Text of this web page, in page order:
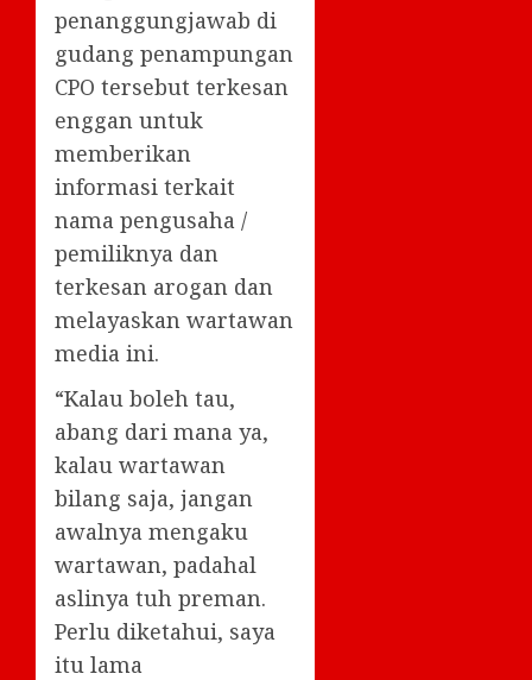
penanggungjawab di
gudang penampungan
CPO tersebut terkesan
enggan untuk
memberikan
informasi terkait
nama pengusaha /
pemiliknya dan
terkesan arogan dan
melayaskan wartawan
media ini.
“Kalau boleh tau,
abang dari mana ya,
kalau wartawan
bilang saja, jangan
awalnya mengaku
wartawan, padahal
aslinya tuh preman.
Perlu diketahui, saya
itu lama